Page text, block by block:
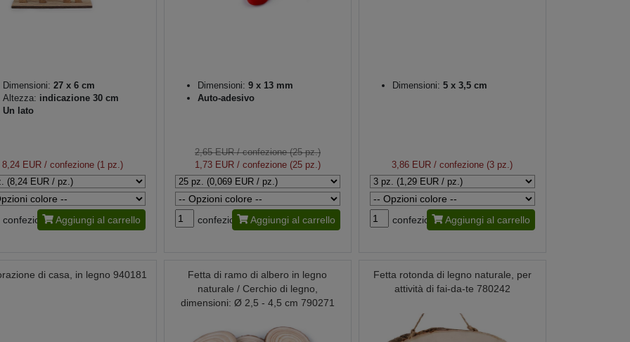
Dimensioni: 27 x 6 cm
Altezza: indicazione 30 cm
Un lato
8,24 EUR / confezione (1 pz.)
confezione Aggiungi al carrello
Dimensioni: 9 x 13 mm
Auto-adesivo
2,65 EUR/ confezione (25 pz.)
1,73 EUR/ confezione (25 pz.)
confezione Aggiungi al carrello
Dimensioni: 5 x 3,5 cm
3,86 EUR / confezione (3 pz.)
confezione Aggiungi al carrello
di casa, in legno 940181
Fetta di ramo di albero in legno
naturale / Cerchio di legno,
dimensioni: Ø 2,5 - 4,5 cm 790271
Fetta rotonda di legno naturale, per
attività di fai-da-te 780242